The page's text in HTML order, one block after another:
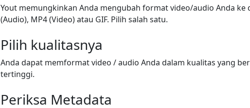
Yout memungkinkan Anda mengubah format video/audio Anda ke
(Audio), MP4 (Video) atau GIF. Pilih salah satu.
Pilih kualitasnya
Anda dapat memformat video / audio Anda dalam kualitas yang
tertinggi.
Periksa Metadata